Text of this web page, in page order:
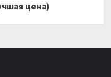
цена)